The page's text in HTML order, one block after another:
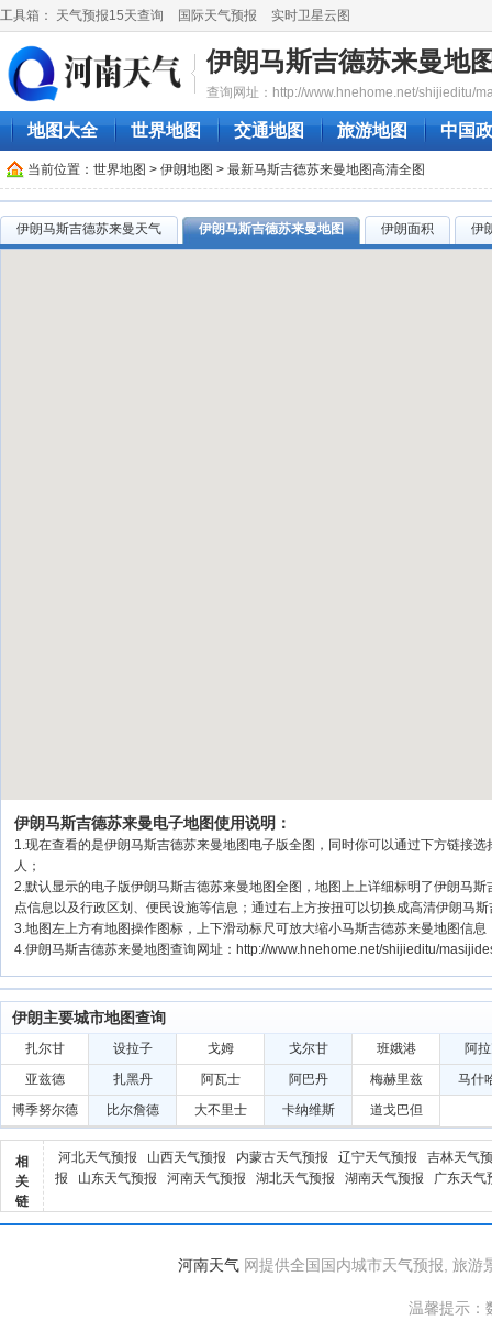
工具箱： 天气预报15天查询 国际天气预报 实时卫星云图
伊朗马斯吉德苏来曼地
查询网址：http://www.hnehome.net/shijieditu/
地图大全 世界地图 交通地图 旅游地图 中国
当前位置： 世界地图 > 伊朗地图 > 最新马斯吉德苏来曼地图高清全图
伊朗马斯吉德苏来曼天气 伊朗马斯吉德苏来曼地图 伊朗面积 伊
伊朗马斯吉德苏来曼电子地图使用说明：
1.现在查看的是伊朗马斯吉德苏来曼地图电子版全图，同时你可以通过下方链接
人；
2.默认显示的电子版伊朗马斯吉德苏来曼地图全图，地图上上详细标明了伊朗马
点信息以及行政区划、便民设施等信息；通过右上方按扭可以切换成高清伊朗马
3.地图左上方有地图操作图标，上下滑动标尺可放大缩小马斯吉德苏来曼地图信
4.伊朗马斯吉德苏来曼地图查询网址：http://www.hnehome.net/shijieditu/
伊朗主要城市地图查询
扎尔甘 设拉子 戈姆 戈尔甘 班娥港
阿
亚兹德
扎黑丹 阿瓦士 阿巴丹 梅赫里兹
马什
博季努尔德
比尔詹德 大不里士 卡纳维斯 道戈巴但
相
关
链
河北天气预报 山西天气预报 内蒙古天气预报 辽宁天气预报
吉林天气
报
山东天气预报 河南天气预报 湖北天气预报 湖南天气预报 广东天气
河南天气 网提供全国国内城市天气预报, 旅游
温馨提示：